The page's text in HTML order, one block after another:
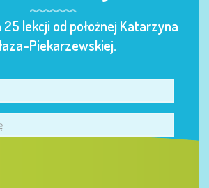
lekcji od położnej Katarzyna
Piekarzewskiej.